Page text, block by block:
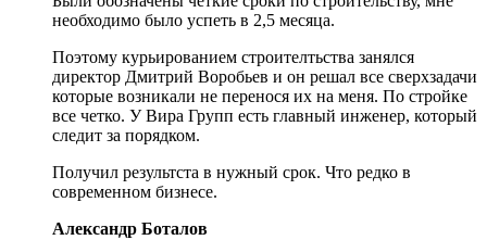
необходимо было успеть в 2,5 месяца.
Поэтому курьированием строителтьства занялся
директор Дмитрий Воробьев и он решал все сверхзадачи
которые возникали не перенося их на меня. По стройке
все четко. У Вира Групп есть главный инженер, который
следит за порядком.
Получил результста в нужный срок. Что редко в
современном бизнесе.
Александр Боталов